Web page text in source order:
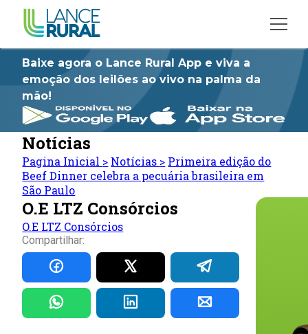
Baixe agora o Lance Rural App e viva a
emoção dos leilões ao vivo na palma da
mão!
Notícias
Pagina Inicial > Notícias > Primeira edição do
Beef Dinner celebra a pecuária brasileira em
São Paulo
O.E LTZ Consórcios
O.E LTZ Consórcios
Compartilhar: